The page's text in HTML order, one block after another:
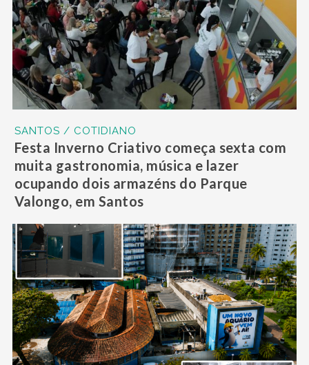
SANTOS / COTIDIANO
Festa Inverno Criativo começa sexta com
muita gastronomia, música e lazer
ocupando dois armazéns do Parque
Valongo, em Santos